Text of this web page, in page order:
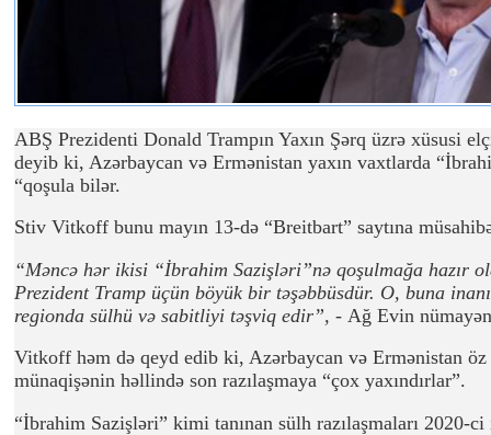
ABŞ Prezidenti Donald Trampın Yaxın Şərq üzrə xüsusi
deyib ki, Azərbaycan və Ermənistan yaxın vaxtlarda
“qoşula bilər.
Stiv Vitkoff bunu mayın 13-də “Breitbart” saytına
“Məncə hər ikisi “İbrahim Sazişləri”nə qoşulmağa hazır
Prezident Tramp üçün böyük bir təşəbbüsdür. O, buna
regionda sülhü və sabitliyi təşviq edir”, -Ağ Evin
Vitkoff həm də qeyd edib ki, Azərbaycan və Ermənistan öz
münaqişənin həllində son razılaşmaya “çox yaxındırlar”.
“İbrahim Sazişləri” kimi tanınan sülh razılaşmaları 2020-ci